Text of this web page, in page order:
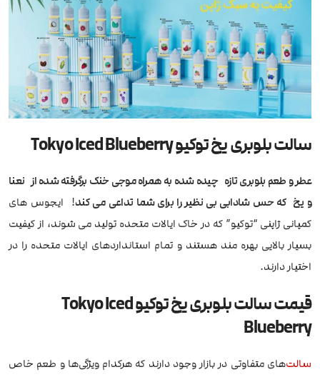
سالت بلوبری یخ توکیو Tokyo Iced Blueberry
عطر و طعم بلوبری تازه چیده شده به همراه موجی خنک برگرفته شده از نعنا
و یخ که حس شادابی بی نظیر را برای شما تداعی می کند! ایجوس های
کمپانی ژاپنی “توکیو” که در خاک ایالات متحده تولید می شوند، از کیفیت
بسیار بالایی بهره مند هستند و تمام استانداردهای ایالات متحده را در
اختیار دارند.
قیمت
سالت بلوبری یخ توکیو Tokyo Iced
Blueberry
سالت‌های متفاوتی در بازار وجود دارند که هرکدام ویژگی‌ها و طعم خاص